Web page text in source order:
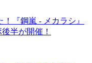
『鋼嵐 - メカラシ』
半が開催！